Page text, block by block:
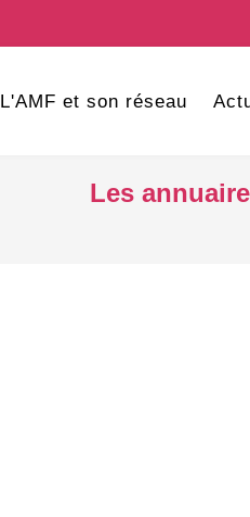
L'AMF et son réseau
Les